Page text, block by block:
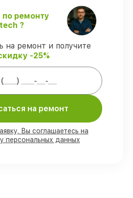
прицела Infratech IT-124D
гарантия
– все все виды
гарантийной
до 3 лет.
выполняем в присутствии
Infratech есть в
или на складе в
поступают
по ремонту
?
на ремонт и получите
-25%
на ремонт
Вы соглашаетесь на
персональных данных